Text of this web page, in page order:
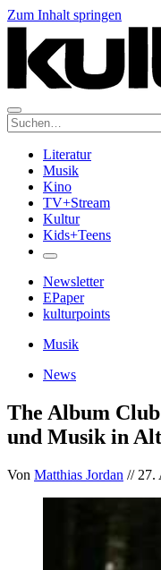
Zum Inhalt springen
Suche:
Literatur
Musik
Kino
TV+Stream
Kultur
Kids+Teens
Newsletter
EPaper
kulturpoints
Musik
News
The Album
und Musik in
Von Matthias Jordan // 27.